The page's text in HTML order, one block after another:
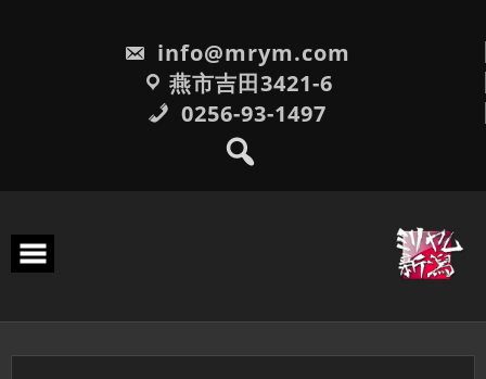
info@mrym.com
燕市吉田3421-6
0256-93-1497